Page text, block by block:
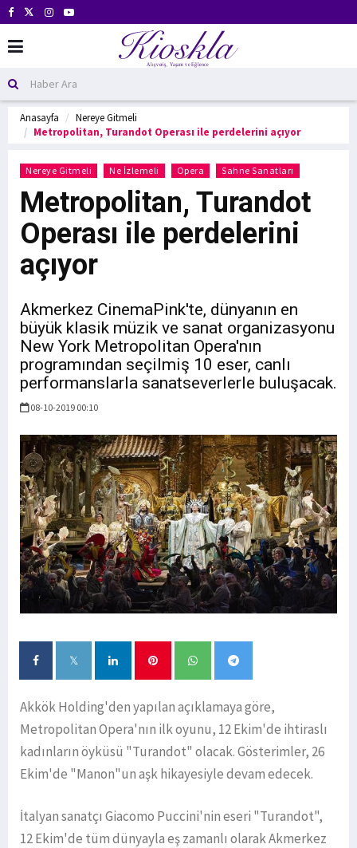
Anasayfa
Nereye Gitmeli
Metropolitan, Turandot Operası ile perdelerini açıyor
Nereye Gitmeli Ne İzlemeli Opera Sahne Sanatları
Metropolitan, Turandot
Operası ile perdelerini
açıyor
Akmerkez CinemaPink'te, dünyanın en
büyük klasik müzik ve sanat organizasyonu
New York Metropolitan Opera'nın
programından seçilmiş 10 eser, canlı
performanslarla sanatseverlerle buluşacak.
08-10-2019 00:10
Akkök Holding'den yapılan açıklamaya göre,
Metropolitan Opera'nın ilk oyunu, 12 Ekim'de ihtiraslı
kadınların öyküsü "Turandot" olacak. Gösterimler, 26
Ekim'de "Manon"un aşk hikayesiyle devam edecek.
İtalyan sanatçı Giacomo Puccini'nin eseri "Turandot",
12 Ekim'de tüm dünyayla eş zamanlı olarak Akmerkez